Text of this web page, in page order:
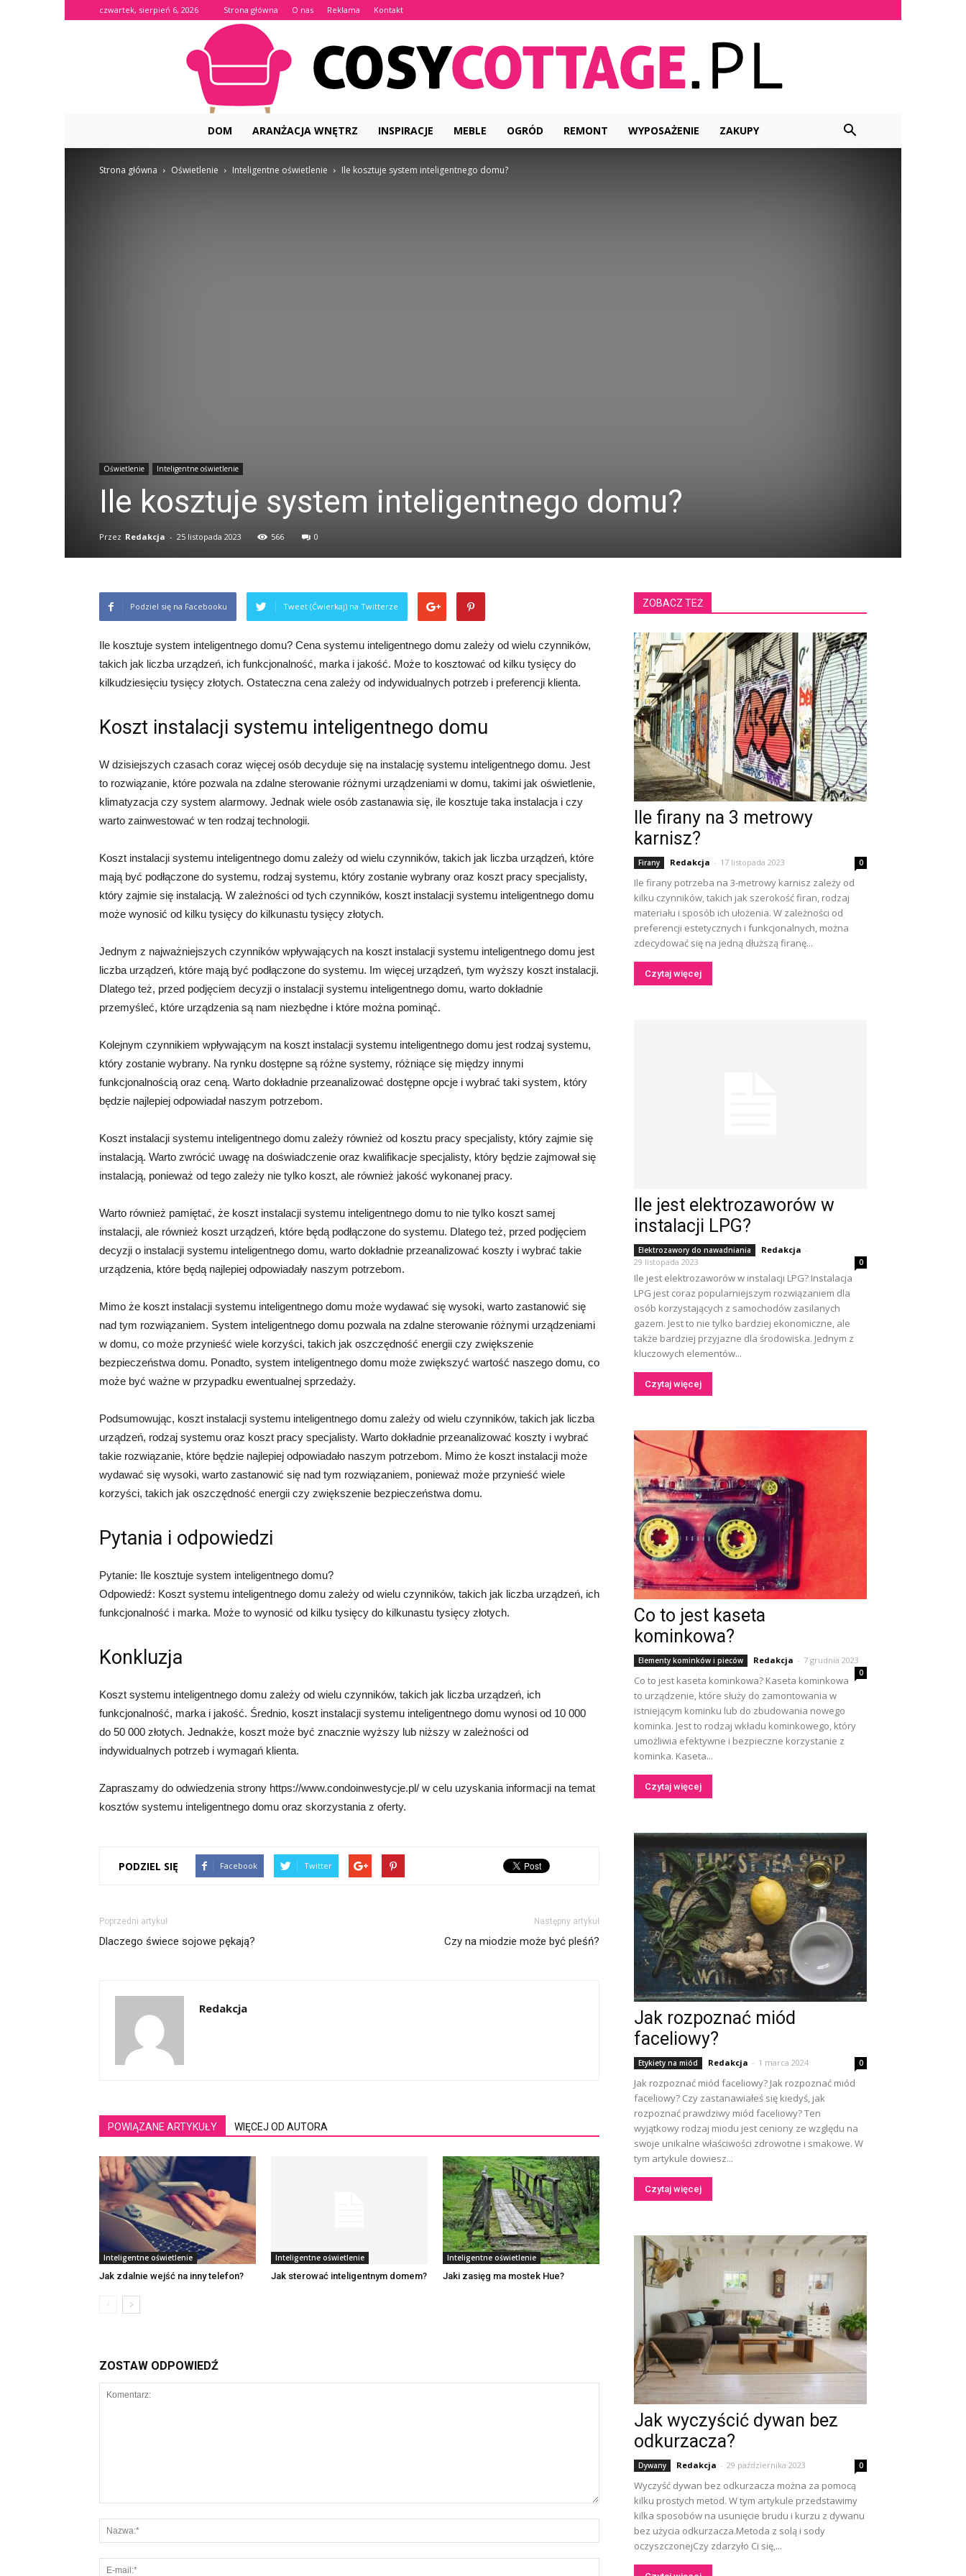
czwartek, sierpień 6, 2026 Strona główna O nas Reklama Kontakt
DOM ARANŻACJA WNĘTRZ INSPIRACJE MEBLE OGRÓD REMONT WYPOSAŻENIE ZAKUPY
Strona główna Oświetlenie Inteligentne oświetlenie Ile kosztuje system inteligentnego domu?
Oświetlenie Inteligentne oświetlenie
Ile kosztuje system inteligentnego domu?
Przez Redakcja - 25 listopada 2023 566 0
Podziel się na Facebooku Tweet (Ćwierkaj) na Twitterze
Ile kosztuje system inteligentnego domu? Cena systemu inteligentnego domu zależy od wielu czynników,
takich jak liczba urządzeń, ich funkcjonalność, marka i jakość. Może to kosztować od kilku tysięcy do
kilkudziesięciu tysięcy złotych. Ostateczna cena zależy od indywidualnych potrzeb i preferencji klienta.
Koszt instalacji systemu inteligentnego domu
W dzisiejszych czasach coraz więcej osób decyduje się na instalację systemu inteligentnego domu. Jest
to rozwiązanie, które pozwala na zdalne sterowanie różnymi urządzeniami w domu, takimi jak oświetlenie,
klimatyzacja czy system alarmowy. Jednak wiele osób zastanawia się, ile kosztuje taka instalacja i czy
warto zainwestować w ten rodzaj technologii.
Koszt instalacji systemu inteligentnego domu zależy od wielu czynników, takich jak liczba urządzeń, które
mają być podłączone do systemu, rodzaj systemu, który zostanie wybrany oraz koszt pracy specjalisty,
który zajmie się instalacją. W zależności od tych czynników, koszt instalacji systemu inteligentnego domu
może wynosić od kilku tysięcy do kilkunastu tysięcy złotych.
Jednym z najważniejszych czynników wpływających na koszt instalacji systemu inteligentnego domu jest
liczba urządzeń, które mają być podłączone do systemu. Im więcej urządzeń, tym wyższy koszt instalacji.
Dlatego też, przed podjęciem decyzji o instalacji systemu inteligentnego domu, warto dokładnie
przemyśleć, które urządzenia są nam niezbędne i które można pominąć.
Kolejnym czynnikiem wpływającym na koszt instalacji systemu inteligentnego domu jest rodzaj systemu,
który zostanie wybrany. Na rynku dostępne są różne systemy, różniące się między innymi
funkcjonalnością oraz ceną. Warto dokładnie przeanalizować dostępne opcje i wybrać taki system, który
będzie najlepiej odpowiadał naszym potrzebom.
Koszt instalacji systemu inteligentnego domu zależy również od kosztu pracy specjalisty, który zajmie się
instalacją. Warto zwrócić uwagę na doświadczenie oraz kwalifikacje specjalisty, który będzie zajmował się
instalacją, ponieważ od tego zależy nie tylko koszt, ale również jakość wykonanej pracy.
Warto również pamiętać, że koszt instalacji systemu inteligentnego domu to nie tylko koszt samej
instalacji, ale również koszt urządzeń, które będą podłączone do systemu. Dlatego też, przed podjęciem
decyzji o instalacji systemu inteligentnego domu, warto dokładnie przeanalizować koszty i wybrać takie
urządzenia, które będą najlepiej odpowiadały naszym potrzebom.
Mimo że koszt instalacji systemu inteligentnego domu może wydawać się wysoki, warto zastanowić się
nad tym rozwiązaniem. System inteligentnego domu pozwala na zdalne sterowanie różnymi urządzeniami
w domu, co może przynieść wiele korzyści, takich jak oszczędność energii czy zwiększenie
bezpieczeństwa domu. Ponadto, system inteligentnego domu może zwiększyć wartość naszego domu, co
może być ważne w przypadku ewentualnej sprzedaży.
Podsumowując, koszt instalacji systemu inteligentnego domu zależy od wielu czynników, takich jak liczba
urządzeń, rodzaj systemu oraz koszt pracy specjalisty. Warto dokładnie przeanalizować koszty i wybrać
takie rozwiązanie, które będzie najlepiej odpowiadało naszym potrzebom. Mimo że koszt instalacji może
wydawać się wysoki, warto zastanowić się nad tym rozwiązaniem, ponieważ może przynieść wiele
korzyści, takich jak oszczędność energii czy zwiększenie bezpieczeństwa domu.
Pytania i odpowiedzi
Pytanie: Ile kosztuje system inteligentnego domu?
Odpowiedź: Koszt systemu inteligentnego domu zależy od wielu czynników, takich jak liczba urządzeń, ich
funkcjonalność i marka. Może to wynosić od kilku tysięcy do kilkunastu tysięcy złotych.
Konkluzja
Koszt systemu inteligentnego domu zależy od wielu czynników, takich jak liczba urządzeń, ich
funkcjonalność, marka i jakość. Średnio, koszt instalacji systemu inteligentnego domu wynosi od 10 000
do 50 000 złotych. Jednakże, koszt może być znacznie wyższy lub niższy w zależności od
indywidualnych potrzeb i wymagań klienta.
Zapraszamy do odwiedzenia strony https://www.condoinwestycje.pl/ w celu uzyskania informacji na temat
kosztów systemu inteligentnego domu oraz skorzystania z oferty.
PODZIEL SIĘ Facebook Twitter
Poprzedni artykuł
Dlaczego świece sojowe pękają?
Następny artykuł
Czy na miodzie może być pleśń?
Redakcja
POWIĄZANE ARTYKUŁY WIĘCEJ OD AUTORA
Inteligentne oświetlenie
Jak zdalnie wejść na inny telefon?
Inteligentne oświetlenie
Jak sterować inteligentnym domem?
Inteligentne oświetlenie
Jaki zasięg ma mostek Hue?
ZOSTAW ODPOWIEDŹ
ZOBACZ TEŻ
Ile firany na 3 metrowy
karnisz?
Firany Redakcja - 17 listopada 2023 0
Ile firany potrzeba na 3-metrowy karnisz zależy od
kilku czynników, takich jak szerokość firan, rodzaj
materiału i sposób ich ułożenia. W zależności od
preferencji estetycznych i funkcjonalnych, można
zdecydować się na jedną dłuższą firanę...
Czytaj więcej
Ile jest elektrozaworów w
instalacji LPG?
Elektrozawory do nawadniania Redakcja -
29 listopada 2023
0
Ile jest elektrozaworów w instalacji LPG? Instalacja
LPG jest coraz popularniejszym rozwiązaniem dla
osób korzystających z samochodów zasilanych
gazem. Jest to nie tylko bardziej ekonomiczne, ale
także bardziej przyjazne dla środowiska. Jednym z
kluczowych elementów...
Czytaj więcej
Co to jest kaseta
kominkowa?
Elementy kominków i pieców Redakcja - 7 grudnia 2023
0
Co to jest kaseta kominkowa? Kaseta kominkowa
to urządzenie, które służy do zamontowania w
istniejącym kominku lub do zbudowania nowego
kominka. Jest to rodzaj wkładu kominkowego, który
umożliwia efektywne i bezpieczne korzystanie z
kominka. Kaseta...
Czytaj więcej
Jak rozpoznać miód
faceliowy?
Etykiety na miód Redakcja - 1 marca 2024 0
Jak rozpoznać miód faceliowy? Jak rozpoznać miód
faceliowy? Czy zastanawiałeś się kiedyś, jak
rozpoznać prawdziwy miód faceliowy? Ten
wyjątkowy rodzaj miodu jest ceniony ze względu na
swoje unikalne właściwości zdrowotne i smakowe. W
tym artykule dowiesz...
Czytaj więcej
Jak wyczyścić dywan bez
odkurzacza?
Dywany Redakcja - 29 października 2023 0
Wyczyść dywan bez odkurzacza można za pomocą
kilku prostych metod. W tym artykule przedstawimy
kilka sposobów na usunięcie brudu i kurzu z dywanu
bez użycia odkurzacza.Metoda z solą i sody
oczyszczonejCzy zdarzyło Ci się,...